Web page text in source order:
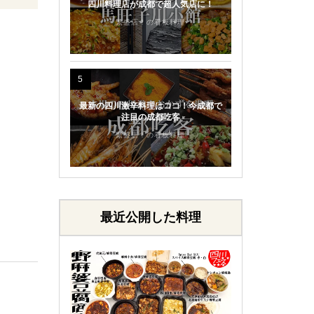
四川料理店が成都で超人気店に！
繁盛店！の看板料理
5
最新の四川激辛料理はココ！今成都で
注目の成都吃客
繁盛店！の看板料理
最近公開した料理